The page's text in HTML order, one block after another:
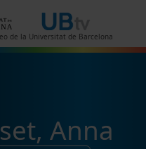
de la Universitat de Barcelona
Anna